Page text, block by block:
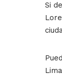
Si